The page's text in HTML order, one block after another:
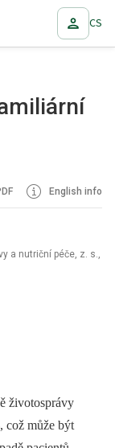
CS
English info
a nutriční péče, z. s.,
životosprávy
což může být